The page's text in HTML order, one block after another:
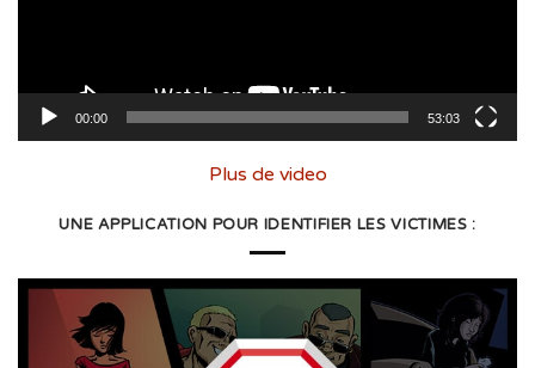
00:00 53:03
Plus de video
UNE APPLICATION POUR IDENTIFIER LES VICTIMES :